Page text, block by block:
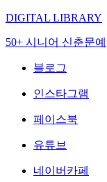
DIGITAL LIBRARY
50+ 시니어 신춘문예
블로그
인스타그램
페이스북
유튜브
네이버카페